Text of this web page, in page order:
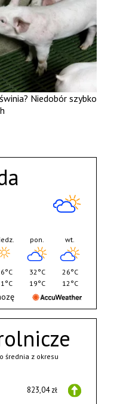
Niedobór szybko
średnia z okresu
823,04 zł
pon.
32°C
19°C
wt.
26°C
12°C